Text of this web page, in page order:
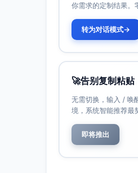
你需求的定制结果。
转为对话模式→
🚀告别复制粘贴
无需切换，输入 / 唤
境，系统智能推荐最
即将推出